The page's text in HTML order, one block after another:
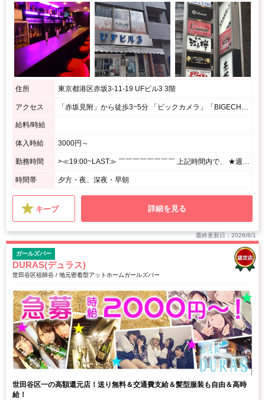
住所 東京都港区赤坂3-11-19 UFビル3 3階
アクセス 「赤坂見附」から徒歩3~5分 「ビックカメラ」「BIGECHO」を直進 「カラオケ館」を左折し「赤坂みすじ通り」を直進 「UF3」というビルの3階です 「赤坂駅」出口1から3~5分 Y字路にある「カラオケ館」を右折 「センチュリオンホテル」を左折し直進 「UF3」というビルの3階です
給料/時給
体入時給 3000円～
勤務時間 >≪19:00~LAST≫ ￣￣￣￣￣￣￣￣ 上記時間内で、 ★週1日、1日3h~OK! <あなたのペースで勤務OK♪> ⌒⌒⌒⌒⌒⌒⌒⌒⌒⌒⌒⌒⌒⌒⌒⌒⌒⌒⌒ 月1回の出勤でもシフト調整OK! シフトの融通がきくので、 プライベート優先で無理せずに働けます☆
時間帯 夕方・夜、深夜・早朝
キープ 詳細を見る
最終更新日：2026/8/1
ガールズバー
DURAS(デュラス)
世田谷区祖師谷 / 地元密着型アットホームガールズバー
世田谷区一の高額還元店！送り無料＆交通費支給＆髪型服装も自由＆高時
給！